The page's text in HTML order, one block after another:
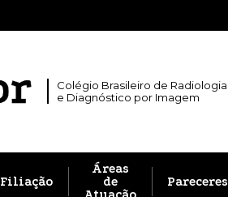
Colégio Brasileiro de Radiologia
e Diagnóstico por Imagem
Filiação
Áreas
de
Pareceres